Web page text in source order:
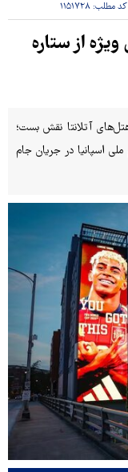
کد مطلب: ۱۱۵۱۷۲۸
از ستاره
آتلانتا نقش بست؛
اسپانیا در جریان جام